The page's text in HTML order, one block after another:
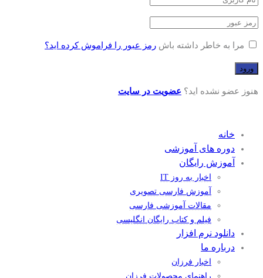
مرا به خاطر داشته باش رمز عبور را فراموش کرده اید؟
هنوز عضو نشده اید؟ عضویت در سایت
خانه
دوره های آموزشی
آموزش رایگان
اخبار به روز IT
آموزش فارسی تصویری
مقالات آموزشی فارسی
فیلم و کتاب رایگان انگلیسی
دانلود نرم افزار
درباره ما
اخبار فرزان
راهنمای محصولات فرزان